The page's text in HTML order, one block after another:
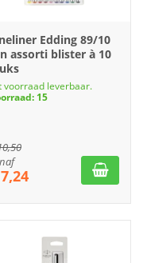
Edding 89/10
assorti blister à 10
voorraad leverbaar.
15
7,24